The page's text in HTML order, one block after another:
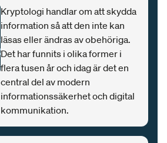
Kryptologi handlar om att skydda
information så att den inte kan
läsas eller ändras av obehöriga.
Det har funnits i olika former i
flera tusen år och idag är det en
central del av modern
informationssäkerhet och digital
kommunikation.